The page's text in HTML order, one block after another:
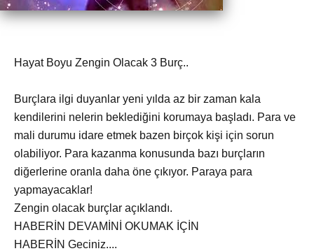
Hayat Boyu Zengin Olacak 3 Burç..
Burçlara ilgi duyanlar yeni yılda az bir zaman kala
kendilerini nelerin beklediğini korumaya başladı. Para ve
mali durumu idare etmek bazen birçok kişi için sorun
olabiliyor. Para kazanma konusunda bazı burçların
diğerlerine oranla daha öne çıkıyor. Paraya para
yapmayacaklar!
Zengin olacak burçlar açıklandı.
HABERİN DEVAMİNİ OKUMAK İÇİN
HABERİN Geciniz....